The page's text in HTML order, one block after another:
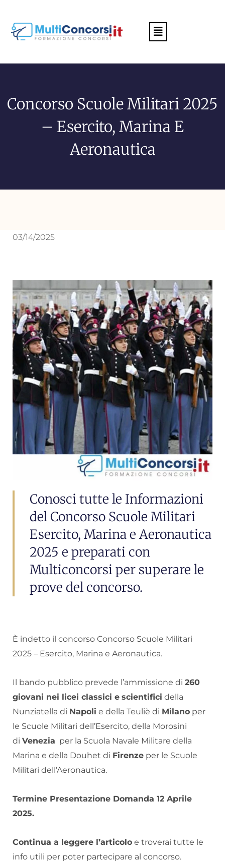
Menu
Concorso Scuole Militari 2025
– Esercito, Marina E
Aeronautica
03/14/2025
Conosci tutte le Informazioni
del Concorso Scuole Militari
Esercito, Marina e Aeronautica
2025 e preparati con
Multiconcorsi per superare le
prove del concorso.
È indetto il concorso Concorso Scuole Militari
2025 – Esercito, Marina e Aeronautica.
Il bando pubblico prevede l’ammissione di 260
giovani nei licei classici e scientifici della
Nunziatella di Napoli e della Teuliè di Milano per
le Scuole Militari dell’Esercito, della Morosini
di Venezia per la Scuola Navale Militare della
Marina e della Douhet di Firenze per le Scuole
Militari dell’Aeronautica.
Termine Presentazione Domanda 12 Aprile
2025.
Continua a leggere l’articolo e troverai tutte le
info utili per poter partecipare al concorso.